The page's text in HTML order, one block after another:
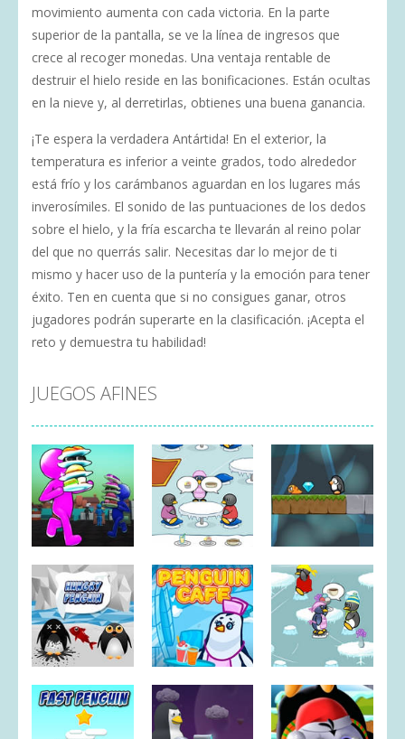
movimiento aumenta con cada victoria. En la parte
superior de la pantalla, se ve la línea de ingresos que
crece al recoger monedas. Una ventaja rentable de
destruir el hielo reside en las bonificaciones. Están ocultas
en la nieve y, al derretirlas, obtienes una buena ganancia.
¡Te espera la verdadera Antártida! En el exterior, la
temperatura es inferior a veinte grados, todo alrededor
está frío y los carámbanos aguardan en los lugares más
inverosímiles. El sonido de las puntuaciones de los dedos
sobre el hielo, y la fría escarcha te llevarán al reino polar
del que no querrás salir. Necesitas dar lo mejor de ti
mismo y hacer uso de la puntería y la emoción para tener
éxito. Ten en cuenta que si no consigues ganar, otros
jugadores podrán superarte en la clasificación. ¡Acepta el
reto y demuestra tu habilidad!
JUEGOS AFINES
Dream
Restaurant
Diner –
Penny
Camarera
Adventure
Time
Penguin
Hungry Cafe
Diner 2 –
Cafetería